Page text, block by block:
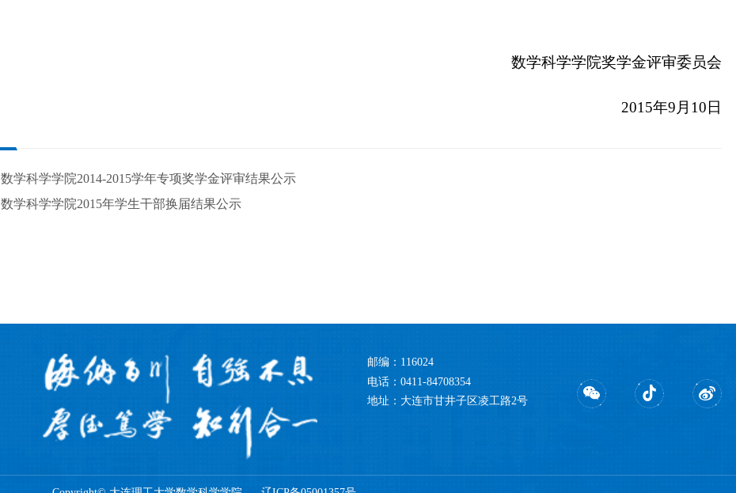
数学科学学院奖学金评审委员会
2015年9月10日
数学科学学院2014-2015学年专项奖学金评审结果公示
数学科学学院2015年学生干部换届结果公示
邮编：116024
电话：0411-84708354
地址：大连市甘井子区凌工路2号